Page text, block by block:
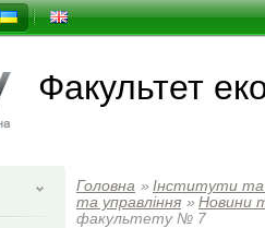
Факультет
Головна » Інститути
та управлiння » Новини
факультету № 7